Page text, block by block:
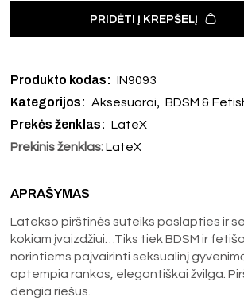
PRIDĖTI Į KREPŠELĮ
Produkto kodas: IN9093
Kategorijos: Aksesuarai, BDSM &
Prekės ženklas: LateX
Prekinis ženklas: LateX
APRAŠYMAS
Latekso pirštinės suteiks paslapties ir
kokiam įvaizdžiui…Tiks tiek BDSM ir
norintiems paįvairinti seksualinį
aptempia rankas, elegantiškai žvilga.
dengia riešus.